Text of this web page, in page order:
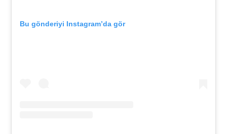
Bu gönderiyi Instagram’da gör